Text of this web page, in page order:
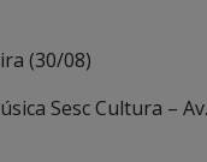
(30/08)
Sesc Cultura –